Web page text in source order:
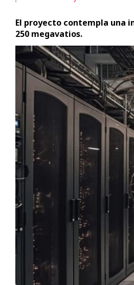
Foto: Internet